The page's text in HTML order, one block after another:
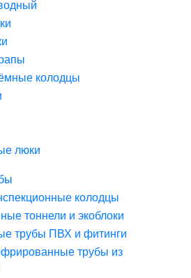
колодцы
люки
колодцы
тоннели и экоблоки
трубы ПВХ и фитинги
трубы из